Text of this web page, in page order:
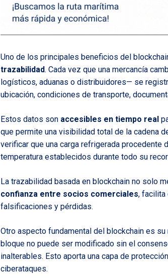
Uno de los principales beneficios del
trazabilidad. Cada vez que una mercancía
logísticos, aduanas o distribuidores— se
ubicación, condiciones de transporte,
Estos datos son accesibles en tiempo real
que permite una visibilidad total de la cadena
verificar que una carga refrigerada procedente
temperatura establecidos durante todo su
La trazabilidad basada en blockchain no solo
confianza entre socios comerciales, facilita
falsificaciones y pérdidas.
Otro aspecto fundamental del blockchain es
bloque no puede ser modificado sin el
inalterables. Esto aporta una capa de
ciberataques.